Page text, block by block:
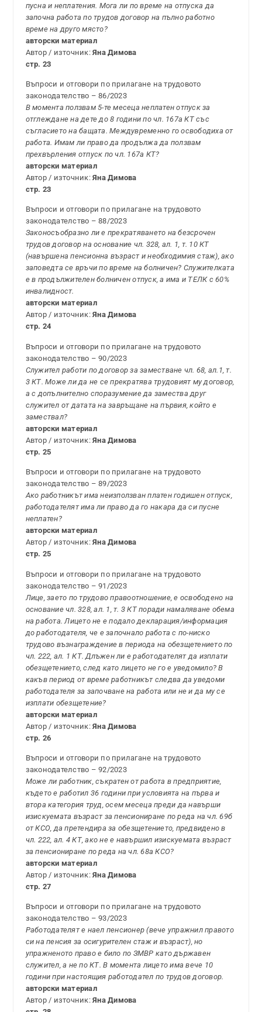
пусна и неплатения. Мога ли по време на отпуска да
започна работа по трудов договор на пълно работно
време на друго място?
авторски материал
Автор / източник:Яна Димова
стр. 23
Въпроси и отговори по прилагане на трудовото
законодателство – 86/2023
В момента ползвам 5-те месеца неплатен отпуск за
отглеждане на дете до 8 години по чл. 167а КТ със
съгласието на бащата. Междувременно го освободиха от
работа. Имам ли право да продължа да ползвам
прехвърления отпуск по чл. 167а КТ?
авторски материал
Автор / източник:Яна Димова
стр. 23
Въпроси и отговори по прилагане на трудовото
законодателство – 88/2023
Законосъобразно ли е прекратяването на безсрочен
трудов договор на основание чл. 328, ал. 1, т. 10 КТ
(навършена пенсионна възраст и необходимия стаж), ако
заповедта се връчи по време на болничен? Служителката
е в продължителен болничен отпуск, а има и ТЕЛК с 60%
инвалидност.
авторски материал
Автор / източник:Яна Димова
стр. 24
Въпроси и отговори по прилагане на трудовото
законодателство – 90/2023
Служител работи по договор за заместване чл. 68, ал.1, т.
3 КТ. Може ли да не се прекратява трудовият му договор,
а с допълнително споразумение да замества друг
служител от датата на завръщане на първия, който е
замествал?
авторски материал
Автор / източник:Яна Димова
стр. 25
Въпроси и отговори по прилагане на трудовото
законодателство – 89/2023
Ако работникът има неизползван платен годишен отпуск,
работодателят има ли право да го накара да си пусне
неплатен?
авторски материал
Автор / източник:Яна Димова
стр. 25
Въпроси и отговори по прилагане на трудовото
законодателство – 91/2023
Лице, заето по трудово правоотношение, е освободено на
основание чл. 328, ал. 1, т. 3 КТ поради намаляване обема
на работа. Лицето не е подало декларация/информация
до работодателя, че е започнало работа с по-ниско
трудово възнаграждение в периода на обезщетението по
чл. 222, ал. 1 КТ. Длъжен ли е работодателят да изплати
обезщетението, след като лицето не го е уведомило? В
какъв период от време работникът следва да уведоми
работодателя за започване на работа или не и да му се
изплати обезщетение?
авторски материал
Автор / източник:Яна Димова
стр. 26
Въпроси и отговори по прилагане на трудовото
законодателство – 92/2023
Може ли работник, съкратен от работа в предприятие,
където е работил 36 години при условията на първа и
втора категория труд, осем месеца преди да навърши
изискуемата възраст за пенсиониране по реда на чл. 69б
от КСО, да претендира за обезщетението, предвидено в
чл. 222, ал. 4 КТ, ако не е навършил изискуемата възраст
за пенсиониране по реда на чл. 68а КСО?
авторски материал
Автор / източник:Яна Димова
стр. 27
Въпроси и отговори по прилагане на трудовото
законодателство – 93/2023
Работодателят е наел пенсионер (вече упражнил правото
си на пенсия за осигурителен стаж и възраст), но
упражненото право е било по ЗМВР като държавен
служител, а не по КТ. В момента лицето има вече 10
години при настоящия работодател по трудов договор.
авторски материал
Автор / източник:Яна Димова